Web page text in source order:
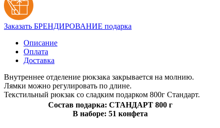
Заказать БРЕНДИРОВАНИЕ подарка
Описание
Оплата
Доставка
Внутреннее отделение рюкзака закрывается на молнию.
Лямки можно регулировать по длине.
Текстильный рюкзак со сладким подарком 800г Стандарт.
Состав подарка: СТАНДАРТ 800 г
В наборе: 51 конфета